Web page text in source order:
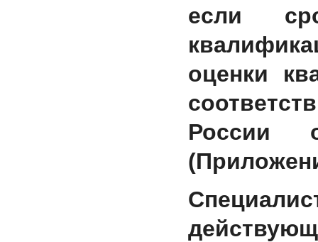
если
оценки
России